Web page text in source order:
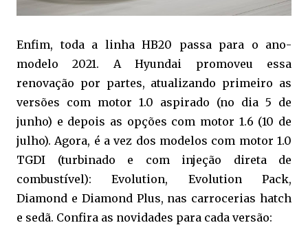
Enfim, toda a linha HB20 passa para o ano-
modelo 2021. A Hyundai promoveu essa
renovação por partes, atualizando primeiro as
versões com motor 1.0 aspirado (no dia 5 de
junho) e depois as opções com motor 1.6 (10 de
julho). Agora, é a vez dos modelos com motor 1.0
TGDI (turbinado e com injeção direta de
combustível): Evolution, Evolution Pack,
Diamond e Diamond Plus, nas carrocerias hatch
e sedã. Confira as novidades para cada versão: